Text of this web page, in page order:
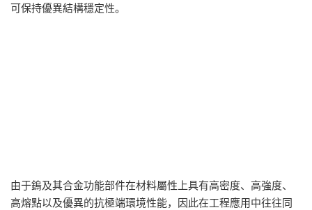
可保持優異結構穩定性。
由于鎢及其合金功能部件在材料屬性上具有高密度、高強度、
高熔點以及優異的抗極端環境性能，因此在工程應用中往往同